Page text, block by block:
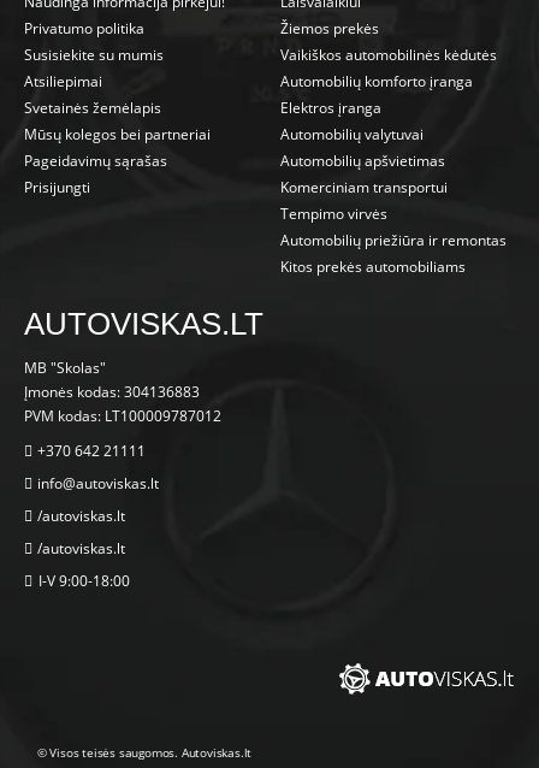
Privatumo politika
Susisiekite su mumis
Atsiliepimai
Svetainės žemėlapis
Mūsų kolegos bei partneriai
Pageidavimų sąrašas
Prisijungti
Žiemos prekės
Vaikiškos automobilinės kėdutės
Automobilių komforto įranga
Elektros įranga
Automobilių valytuvai
Automobilių apšvietimas
Komerciniam transportui
Tempimo virvės
Automobilių priežiūra ir remontas
Kitos prekės automobiliams
AUTOVISKAS.LT
MB "Skolas"
Įmonės kodas: 304136883
PVM kodas: LT100009787012
+370 642 21111
info@autoviskas.lt
/autoviskas.lt
/autoviskas.lt
I-V 9:00-18:00
© Visos teisės saugomos. Autoviskas.lt